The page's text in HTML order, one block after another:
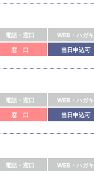
電話・窓口 WEB・ハガキ
窓 口 当日申込可
電話・窓口 WEB・ハガキ
窓 口 当日申込可
電話・窓口 WEB・ハガキ